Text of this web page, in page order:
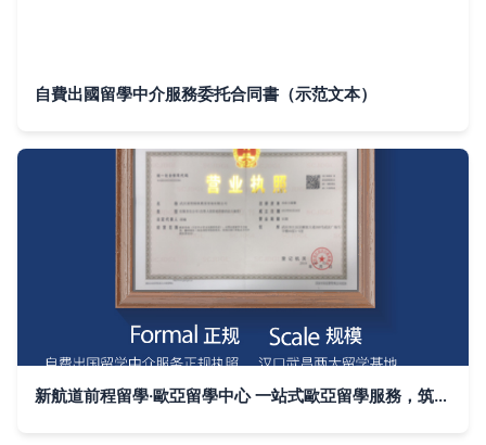
自費出國留學中介服務委托合同書（示范文本）
新航道前程留學·歐亞留學中心 一站式歐亞留學服務，筑夢想之橋